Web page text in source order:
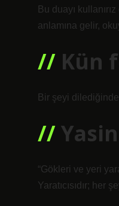
Bu duayı
anlamına gelir,
Kün
Bir şeyi
“Gökleri ve yeri
Yaratıcısıdır; her